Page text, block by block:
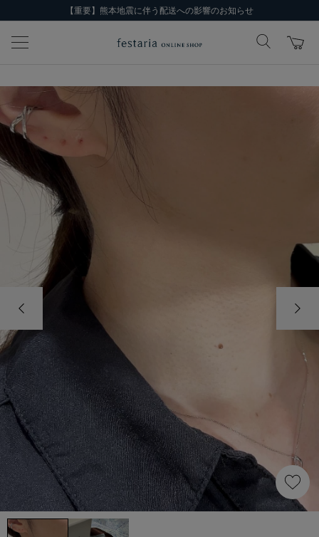
【重要】熊本地震に伴う配送への影響のお知らせ